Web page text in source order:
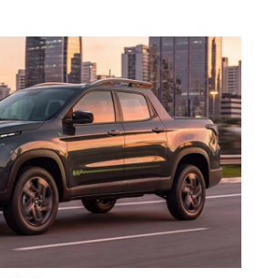
no capô e nas laterais